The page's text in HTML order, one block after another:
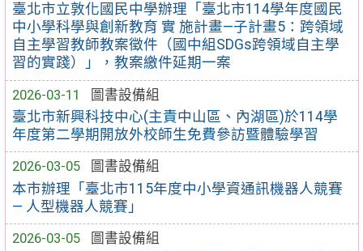
臺北市立敦化國民中學辦理「臺北市114學年度國民
中小學科學與創新教育 實 施計畫—子計畫5：跨領域
自主學習教師教案徵件（國中組SDGs跨領域自主學
習的實踐）」，教案繳件延期一案
2026-03-11
圖書設備組
臺北市新興科技中心(主責中山區、內湖區)於114學
年度第二學期開放外校師生免費參訪暨體驗學習
2026-03-05
圖書設備組
本市辦理「臺北市115年度中小學資通訊機器人競賽
— 人型機器人競賽」
2026-03-05
圖書設備組